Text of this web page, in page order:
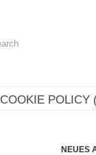
COOKIE POLICY
NEUES